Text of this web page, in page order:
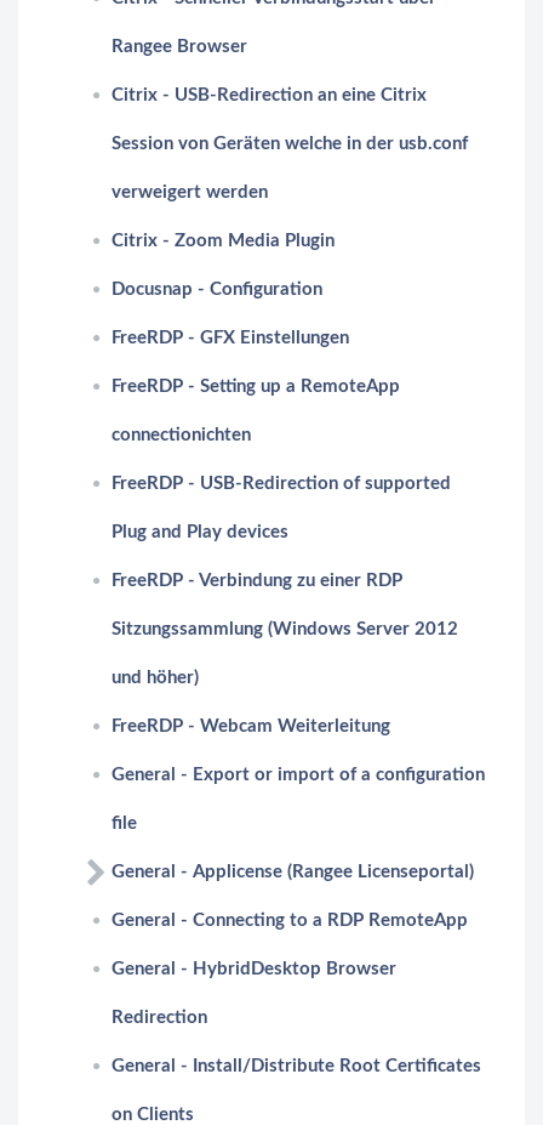
Rangee Browser
Citrix - USB-Redirection an eine Citrix
Session von Geräten welche in der usb.conf
verweigert werden
Citrix - Zoom Media Plugin
Docusnap - Configuration
FreeRDP - GFX Einstellungen
FreeRDP - Setting up a RemoteApp
connectionichten
FreeRDP - USB-Redirection of supported
Plug and Play devices
FreeRDP - Verbindung zu einer RDP
Sitzungssammlung (Windows Server 2012
und höher)
FreeRDP - Webcam Weiterleitung
General - Export or import of a configuration
file
General - Applicense (Rangee Licenseportal)
General - Connecting to a RDP RemoteApp
General - HybridDesktop Browser
Redirection
General - Install/Distribute Root Certificates
on Clients